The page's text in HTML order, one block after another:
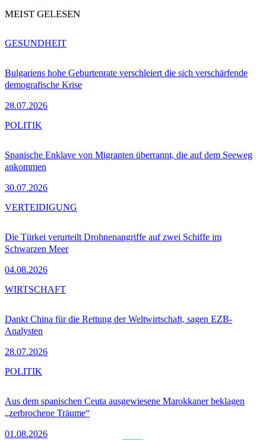
MEIST GELESEN
Bulgariens hohe Geburtenrate verschleiert die sich verschärfende
demografische Krise
28.07.2026
GESUNDHEIT
Spanische Enklave von Migranten überrannt, die auf dem Seeweg
ankommen
30.07.2026
POLITIK
Die Türkei verurteilt Drohnenangriffe auf zwei Schiffe im
Schwarzen Meer
04.08.2026
VERTEIDIGUNG
Dankt China für die Rettung der Weltwirtschaft, sagen EZB-
Analysten
28.07.2026
WIRTSCHAFT
Aus dem spanischen Ceuta ausgewiesene Marokkaner beklagen
„zerbrochene Träume“
01.08.2026
POLITIK